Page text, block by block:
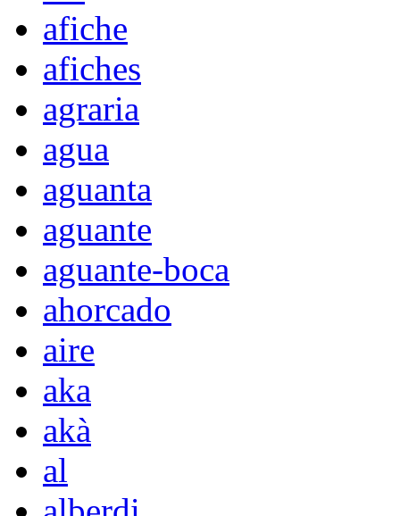
afiche
afiches
agraria
agua
aguanta
aguante
aguante-boca
ahorcado
aire
aka
akà
al